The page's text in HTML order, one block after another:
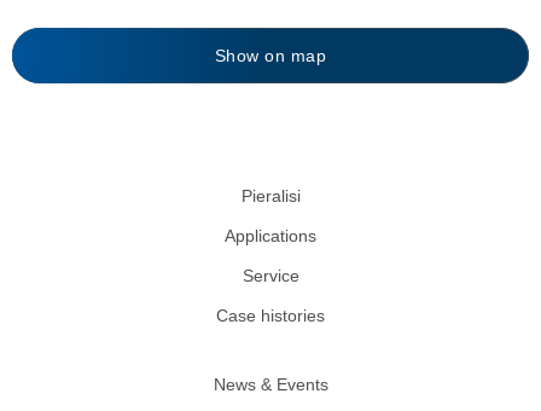
Show on map
Pieralisi
Applications
Service
Case histories
News & Events